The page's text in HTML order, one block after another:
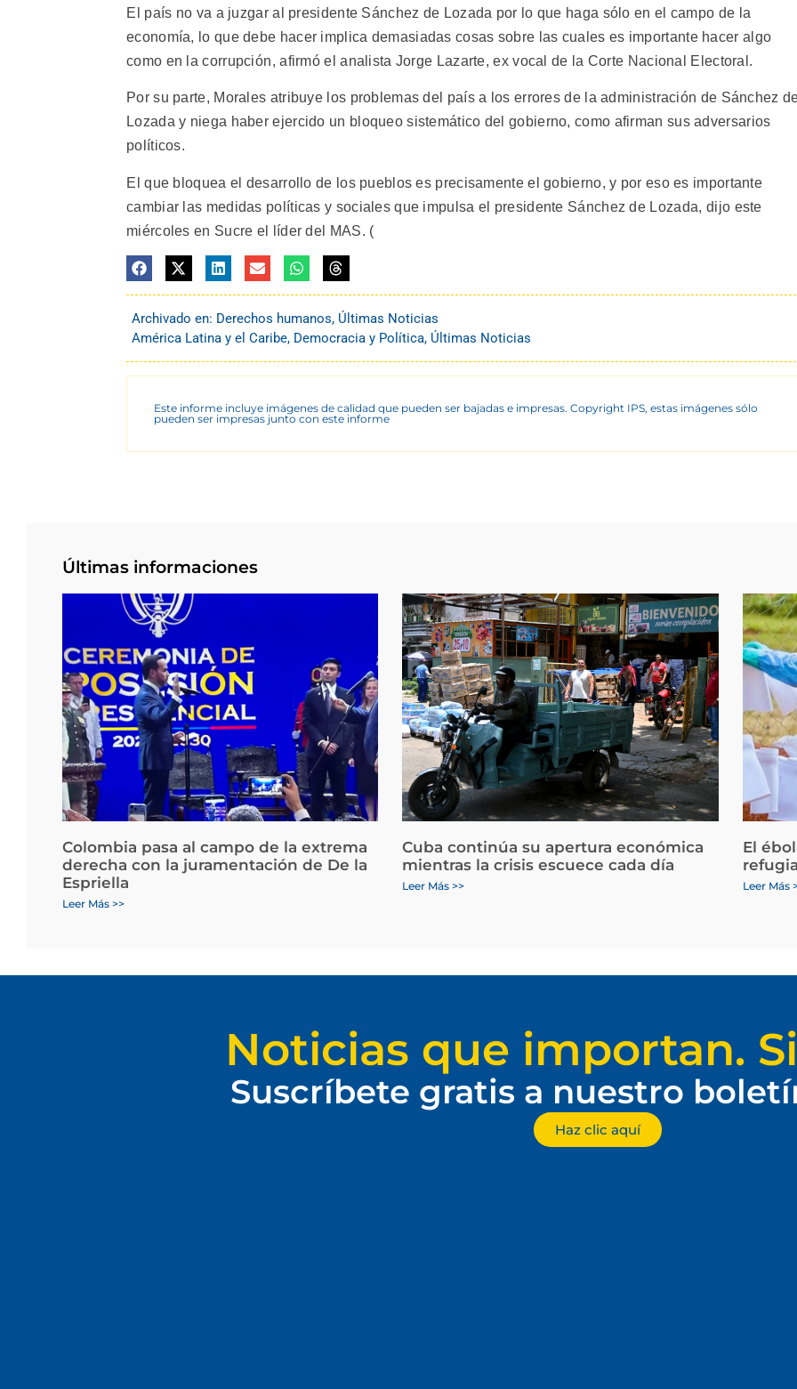
El país no va a juzgar al presidente Sánchez de Lozada por lo que haga sólo en el campo de la
economía, lo que debe hacer implica demasiadas cosas sobre las cuales es importante hacer algo
como en la corrupción, afirmó el analista Jorge Lazarte, ex vocal de la Corte Nacional Electoral.
Por su parte, Morales atribuye los problemas del país a los errores de la administración de Sánchez
Lozada y niega haber ejercido un bloqueo sistemático del gobierno, como afirman sus adversarios
políticos.
El que bloquea el desarrollo de los pueblos es precisamente el gobierno, y por eso es importante
cambiar las medidas políticas y sociales que impulsa el presidente Sánchez de Lozada, dijo este
miércoles en Sucre el líder del MAS. (
Archivado en: Derechos humanos, Últimas Noticias
América Latina y el Caribe, Democracia y Política, Últimas Noticias
Este informe incluye imágenes de calidad que pueden ser bajadas e impresas. Copyright IPS, estas imágenes sólo
pueden ser impresas junto con este informe
Últimas informaciones
Colombia pasa al campo de la extrema
derecha con la juramentación de De la
Espriella
Leer Más >>
Cuba continúa su apertura económica
mientras la crisis escuece cada día
Leer Más >>
El
Leer Más
Noticias que importan.
Suscríbete gratis a nuestro
Haz clic aquí